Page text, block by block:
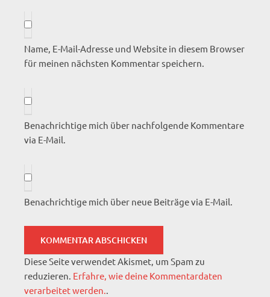
Name, E-Mail-Adresse und Website in diesem Browser
für meinen nächsten Kommentar speichern.
Benachrichtige mich über nachfolgende Kommentare
via E-Mail.
Benachrichtige mich über neue Beiträge via E-Mail.
Diese Seite verwendet Akismet, um Spam zu
reduzieren. Erfahre, wie deine Kommentardaten
verarbeitet werden..